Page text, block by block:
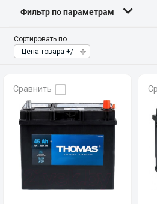
Фильтр по параметрам
Сортировать по
Цена товара +/-
Сравнить